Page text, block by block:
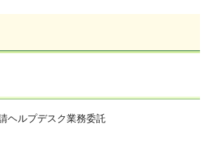
ヘルプデスク業務委託